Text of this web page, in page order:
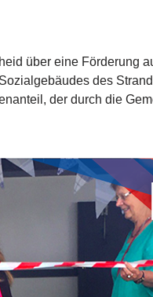
über eine Förderung
des
der durch die